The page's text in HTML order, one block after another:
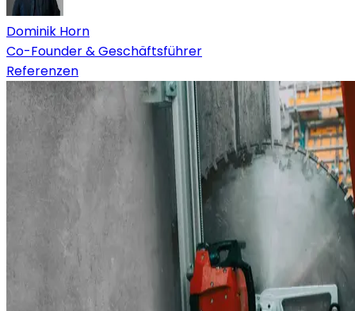
Dominik Horn
Co-Founder & Geschäftsführer
Referenzen